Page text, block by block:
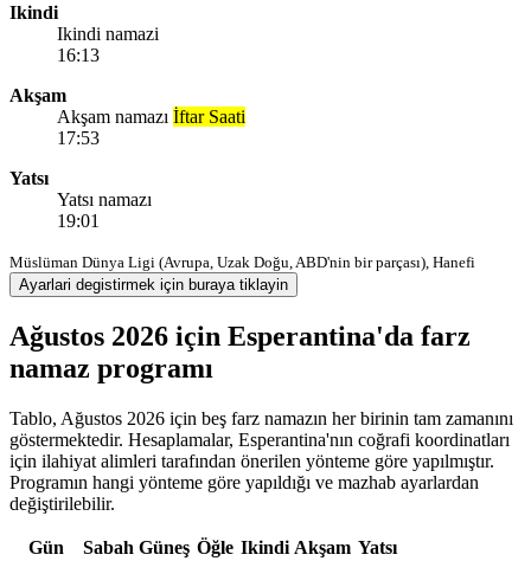
Ikindi
Ikindi namazi
16:13
Akşam
Akşam namazı İftar Saati
17:53
Yatsı
Yatsı namazı
19:01
Müslüman Dünya Ligi (Avrupa, Uzak Doğu, ABD'nin bir parçası), Hanefi
Ayarlari degistirmek için buraya tiklayin
Ağustos 2026 için Esperantina'da farz
namaz programı
Tablo, Ağustos 2026 için beş farz namazın her birinin tam zamanını
göstermektedir. Hesaplamalar, Esperantina'nın coğrafi koordinatları
için ilahiyat alimleri tarafından önerilen yönteme göre yapılmıştır.
Programın hangi yönteme göre yapıldığı ve mazhab ayarlardan
değiştirilebilir.
Gün Sabah Güneş Öğle Ikindi Akşam Yatsı